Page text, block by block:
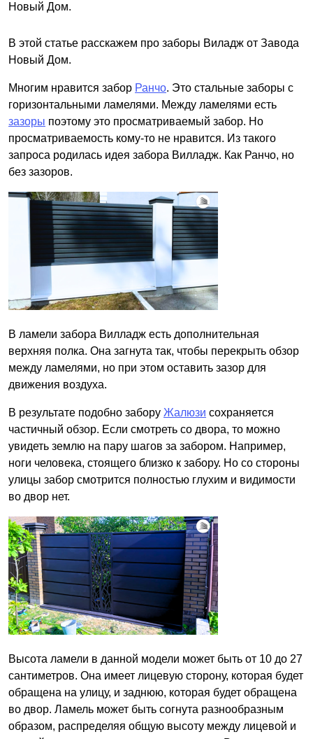
Новый Дом.
В этой статье расскажем про заборы Виладж от Завода
Новый Дом.
Многим нравится забор Ранчо. Это стальные заборы с
горизонтальными ламелями. Между ламелями есть
зазоры поэтому это просматриваемый забор. Но
просматриваемость кому-то не нравится. Из такого
запроса родилась идея забора Вилладж. Как Ранчо, но
без зазоров.
В ламели забора Вилладж есть дополнительная
верхняя полка. Она загнута так, чтобы перекрыть обзор
между ламелями, но при этом оставить зазор для
движения воздуха.
В результате подобно забору Жалюзи сохраняется
частичный обзор. Если смотреть со двора, то можно
увидеть землю на пару шагов за забором. Например,
ноги человека, стоящего близко к забору. Но со стороны
улицы забор смотрится полностью глухим и видимости
во двор нет.
Высота ламели в данной модели может быть от 10 до 27
сантиметров. Она имеет лицевую сторону, которая будет
обращена на улицу, и заднюю, которая будет обращена
во двор. Ламель может быть согнута разнообразным
образом, распределяя общую высоту между лицевой и